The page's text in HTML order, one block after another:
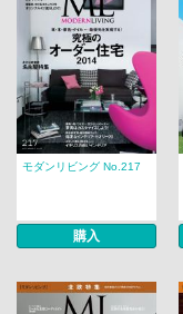
モダンリビング No.217
購入